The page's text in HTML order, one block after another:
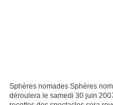
Sphères nomades Sphères
déroulera le samedi 30 juin